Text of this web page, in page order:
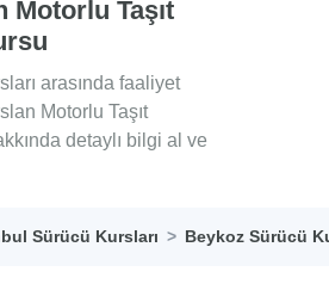
Motorlu Taşıt
arasında faaliyet
Motorlu Taşıt
detaylı bilgi al ve
Sürücü Kursları Beykoz Sürücü